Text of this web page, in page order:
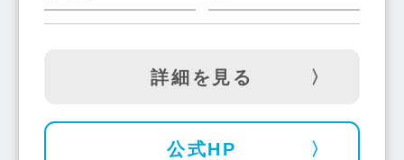
詳細を見る
公式HP